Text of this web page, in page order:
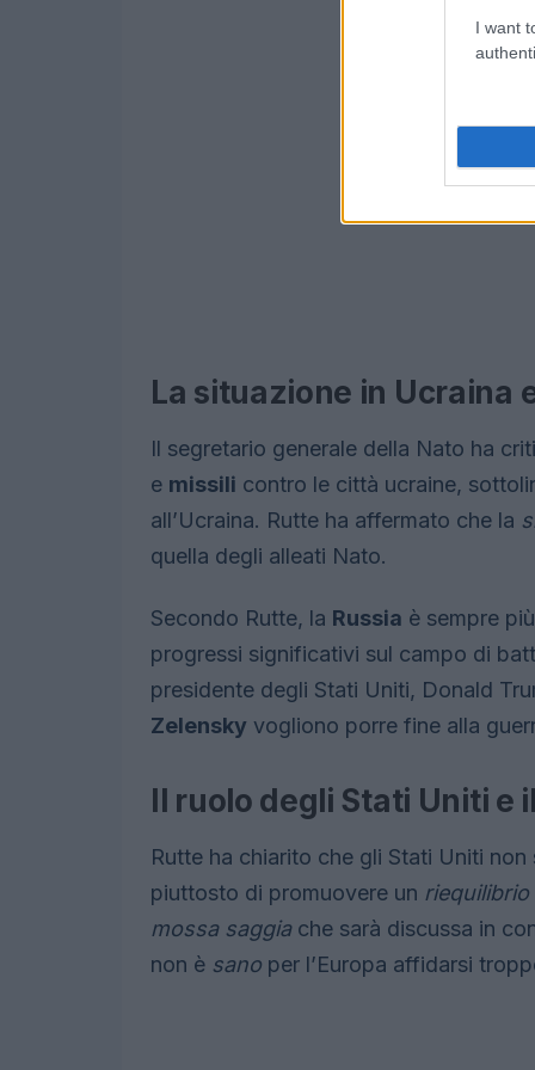
I want
La situazione in Ucraina
Il segretario generale della Nato ha
e missili contro le città ucraine,
all’Ucraina. Rutte ha affermato che la
quella degli alleati Nato.
Secondo Rutte, la Russia è sempre più
progressi significativi sul campo di
presidente degli Stati Uniti, Donald
Zelensky vogliono porre fine alla
Il ruolo degli Stati Uniti e
Rutte ha chiarito che gli Stati Uniti
piuttosto di promuovere un riequilibrio
mossa saggiache sarà discussa in
non è sano per l’Europa affidarsi